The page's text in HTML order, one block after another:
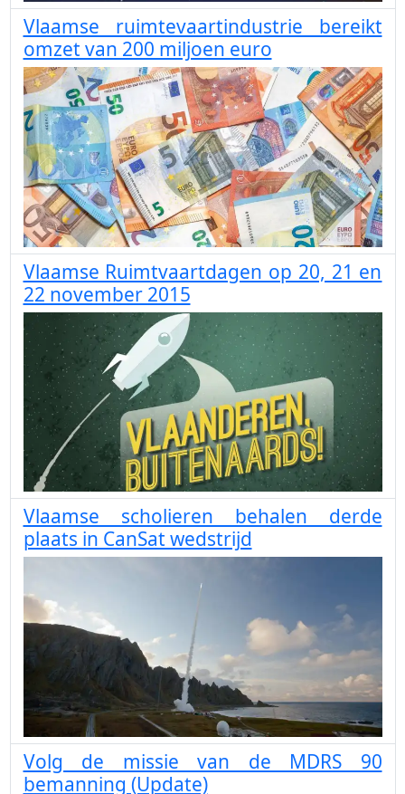
Vlaamse ruimtevaartindustrie bereikt
omzet van 200 miljoen euro
Vlaamse Ruimtvaartdagen op 20, 21 en
22 november 2015
Vlaamse scholieren behalen derde
plaats in CanSat wedstrijd
Volg de missie van de MDRS 90
bemanning (Update)